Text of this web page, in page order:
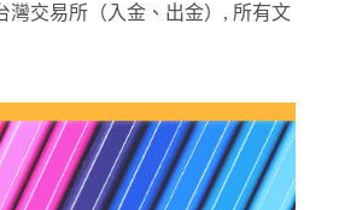
灣交易所（入金、出金） , 所有文